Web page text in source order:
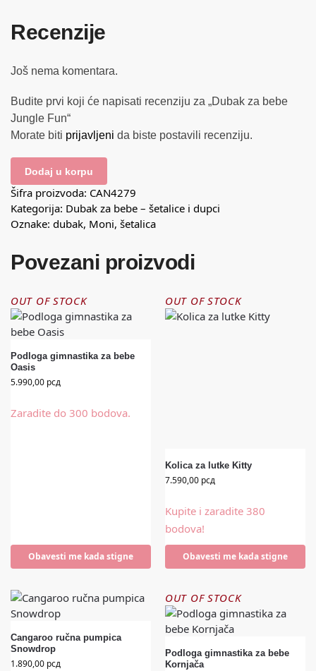
Recenzije
Još nema komentara.
Budite prvi koji će napisati recenziju za „Dubak za bebe
Jungle Fun“
Morate biti prijavljeni da biste postavili recenziju.
Dodaj u korpu
Šifra proizvoda: CAN4279
Kategorija: Dubak za bebe – šetalice i dupci
Oznake: dubak, Moni, šetalica
Povezani proizvodi
OUT OF STOCK
Podloga gimnastika za bebe
Oasis
5.990,00 рсд
Zaradite do 300 bodova.
Obavesti me kada stigne
OUT OF STOCK
Kolica za lutke Kitty
7.590,00 рсд
Kupite i zaradite 380
bodova!
Obavesti me kada stigne
Cangaroo ručna pumpica
Snowdrop
1.890,00 рсд
OUT OF STOCK
Podloga gimnastika za bebe
Kornjača